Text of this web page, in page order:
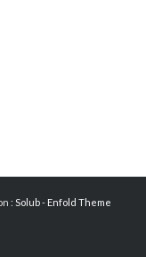
: Solub- Enfold Theme